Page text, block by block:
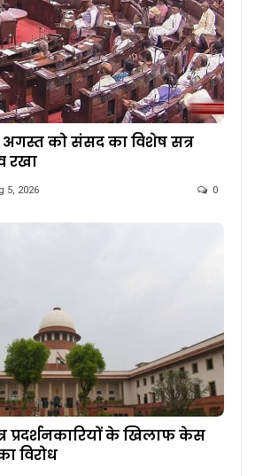
अगस्त को संसद का विशेष सत्र
रखा
5, 2026 0
प्रदर्शनकारियों के खिलाफ केस
विरोध